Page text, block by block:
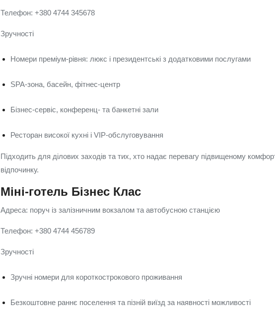
Телефон: +380 4744 345678
Зручності
Номери преміум-рівня: люкс і президентські з додатковими послугами
SPA-зона, басейн, фітнес-центр
Бізнес-сервіс, конференц- та банкетні зали
Ресторан високої кухні і VIP-обслуговування
Підходить для ділових заходів та тих, хто надає перевагу підвищеному
відпочинку.
Міні-готель Бізнес Клас
Адреса: поруч із залізничним вокзалом та автобусною станцією
Телефон: +380 4744 456789
Зручності
Зручні номери для короткострокового проживання
Безкоштовне раннє поселення та пізній виїзд за наявності можливості